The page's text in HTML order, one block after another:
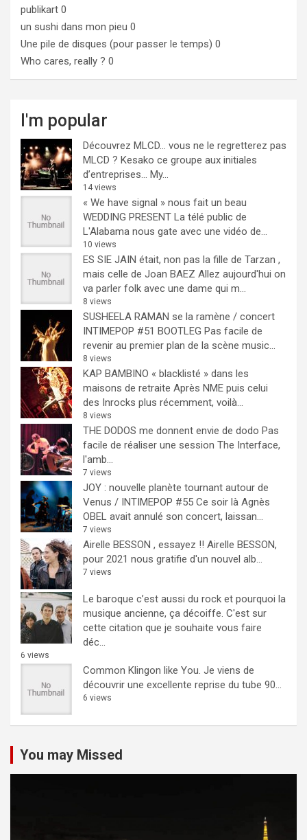
publikart 0
un sushi dans mon pieu 0
Une pile de disques (pour passer le temps) 0
Who cares, really ? 0
I'm popular
Découvrez MLCD… vous ne le regretterez pas
MLCD ? Kesako ce groupe aux initiales
d’entreprises… My...
14 views
« We have signal » nous fait un beau
WEDDING PRESENT La télé public de
L'Alabama nous gate avec une vidéo de...
10 views
ES SIE JAIN était, non pas la fille de Tarzan ,
mais celle de Joan BAEZ Allez aujourd'hui on
va parler folk avec une dame qui m...
8 views
SUSHEELA RAMAN se la ramène / concert
INTIMEPOP #51 BOOTLEG Pas facile de
revenir au premier plan de la scène music...
8 views
KAP BAMBINO « blacklisté » dans les
maisons de retraite Après NME puis celui
des Inrocks plus récemment, voilà...
8 views
THE DODOS me donnent envie de dodo Pas
facile de réaliser une session The Interface,
l'amb...
7 views
JOY : nouvelle planète tournant autour de
Venus / INTIMEPOP #55 Ce soir là Agnès
OBEL avait annulé son concert, laissan...
7 views
Airelle BESSON , essayez !! Airelle BESSON,
pour 2021 nous gratifie d'un nouvel alb...
7 views
Le baroque c’est aussi du rock et pourquoi la
musique ancienne, ça décoiffe. C'est sur
cette citation que je souhaite vous faire
déc...
6 views
Common Klingon like You. Je viens de
découvrir une excellente reprise du tube 90...
6 views
You may Missed